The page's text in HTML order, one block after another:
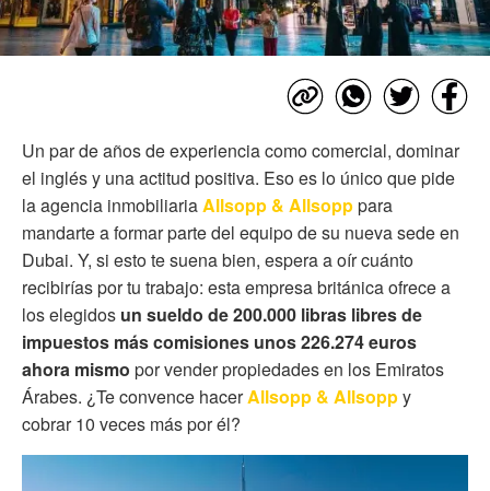
Un par de años de experiencia como comercial, dominar
el inglés y una actitud positiva. Eso es lo único que pide
la agencia inmobiliariaAllsopp & Allsopppara
mandarte a formar parte del equipo de su nueva sede en
Dubai. Y, si esto te suena bien, espera a oír cuánto
recibirías por tu trabajo: esta empresa británica ofrece a
los elegidos un sueldo de 200.000 libras libres de
impuestos más comisiones unos 226.274 euros
ahora mismo por vender propiedades en los Emiratos
Árabes. ¿Te convence hacerAllsopp & Allsoppy
cobrar 10 veces más por él?